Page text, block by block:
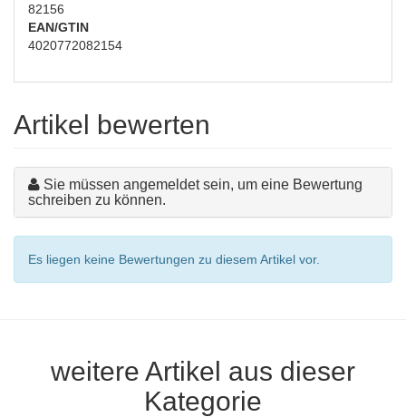
82156
EAN/GTIN
4020772082154
Artikel bewerten
Sie müssen angemeldet sein, um eine Bewertung
schreiben zu können.
Es liegen keine Bewertungen zu diesem Artikel vor.
weitere Artikel aus dieser
Kategorie